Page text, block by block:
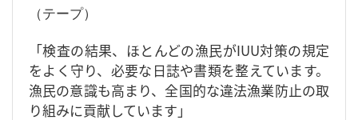
（テープ）
「検査の結果、ほとんどの漁民がIUU対策の規定
をよく守り、必要な日誌や書類を整えています。
漁民の意識も高まり、全国的な違法漁業防止の取
り組みに貢献しています」